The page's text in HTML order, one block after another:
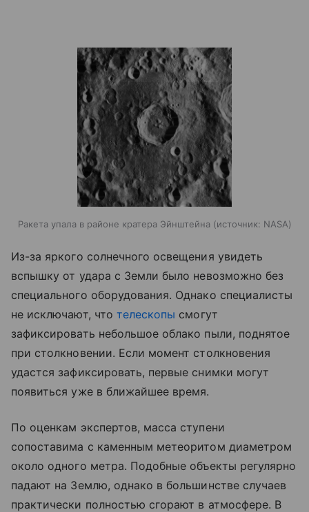
Ракета упала в районе кратера Эйнштейна источник: NASA
Из-за яркого солнечного освещения увидеть
вспышку от удара с Земли было невозможно без
специального оборудования. Однако специалисты
не исключают, что телескопы смогут
зафиксировать небольшое облако пыли, поднятое
при столкновении. Если момент столкновения
удастся зафиксировать, первые снимки могут
появиться уже в ближайшее время.
По оценкам экспертов, масса ступени
сопоставима с каменным метеоритом диаметром
около одного метра. Подобные объекты регулярно
падают на Землю, однако в большинстве случаев
практически полностью сгорают в атмосфере. В